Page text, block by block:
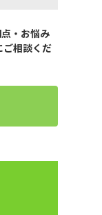
・お悩み
ご相談くだ